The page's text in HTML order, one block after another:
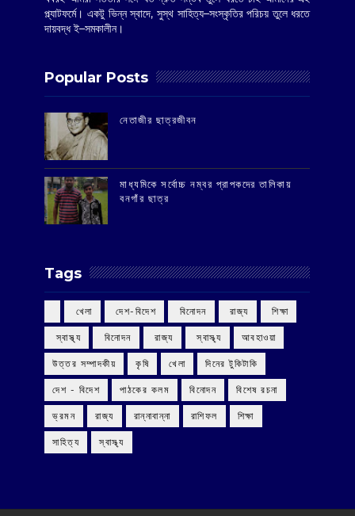
প্ল্যাটফর্মে। একটু ভিন্ন স্বাদে, সুস্থ সাহিত্য–সংস্কৃতির পরিচয় তুলে ধরতে
দায়বদ্ধ ই–সমকালীন।
Popular Posts
‌নেতাজীর ছাত্রজীবন
মাধ্যমিকে সর্বোচ্চ নম্বর প্রাপকদের তালিকায়
বনগাঁর ছাত্র
Tags
‌ খেলা ‌ দেশ-বিদেশ ‌ বিনোদন ‌ রাজ্য ‌ শিক্ষা
‌ স্বাস্থ্য ‌ বিনোদন ‌ রাজ্য ‌ স্বাস্থ্য আবহাওয়া
উত্তর সম্পাদকীয় কৃষি খেলা দিনের টুকিটাকি
দেশ - বিদেশ পাঠকের কলম বিনোদন বিশেষ রচনা
ভ্রমন রাজ্য রান্নাবান্না রাশিফল শিক্ষা
সাহিত্য স্বাস্থ্য